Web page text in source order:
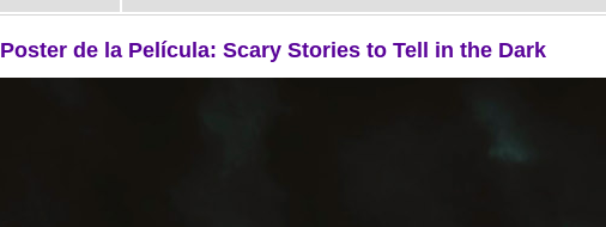
Poster de la Película: Scary Stories to Tell in the Dark